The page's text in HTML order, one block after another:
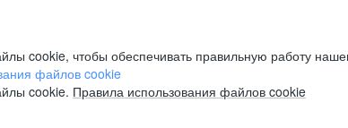
cookie, чтобы обеспечивать правильную работу
файлов cookie
cookie. Правила использования файлов cookie